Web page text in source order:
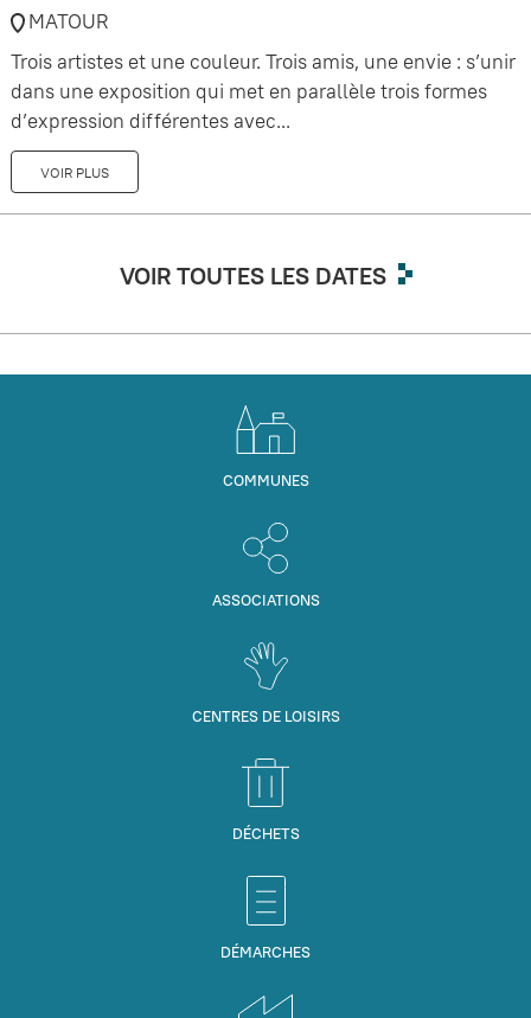
MATOUR
Trois artistes et une couleur. Trois amis, une envie : s’unir
dans une exposition qui met en parallèle trois formes
d’expression différentes avec...
VOIR PLUS
VOIR TOUTES LES DATES
COMMUNES
ASSOCIATIONS
CENTRES DE LOISIRS
DÉCHETS
DÉMARCHES